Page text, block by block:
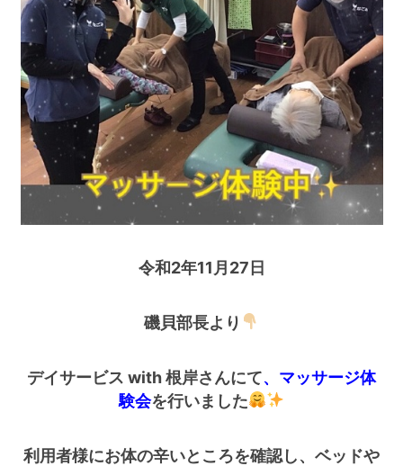
令和2年11月27日
磯貝部長より
デイサービス with 根岸さんにて、マッサージ体
験会を行いました
利用者様にお体の辛いところを確認し、ベッドや